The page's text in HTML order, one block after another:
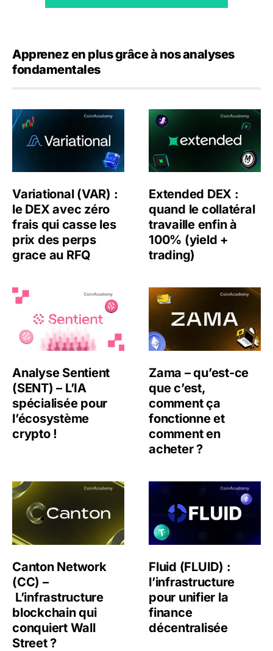
Apprenez en plus grâce à nos analyses
fondamentales
Variational (VAR) : le DEX avec zéro frais qui casse les
Variational (VAR) :
le DEX avec zéro
frais qui casse les
prix des perps
grace au RFQ
Extended DEX : quand le
Extended DEX :
quand le collatéral
travaille enfin à
100% (yield +
trading)
Analyse Sentient (SENT) – L’IA spécialisée pour
Analyse Sentient
(SENT) – L’IA
spécialisée pour
l’écosystème
crypto !
Zama – qu’est-ce que
Zama – qu’est-ce
que c’est,
comment ça
fonctionne et
comment en
acheter ?
Canton Network (CC) – L’infrastructure blockchain qui
Canton Network
(CC) –
L’infrastructure
blockchain qui
conquiert Wall
Street ?
Fluid (FLUID) :
Fluid (FLUID) :
l’infrastructure
pour unifier la
finance
décentralisée